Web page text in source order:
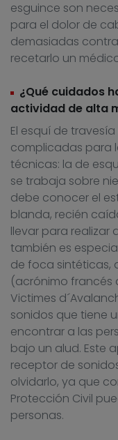
esguince son
para el dolor de
demasiadas
recetarlo un
¿Qué cuidados
actividad de alta
El esquí de
complicadas para
técnicas: la de
se trabaja sobre
debe conocer el
blanda, recién
llevar para
también es
de foca sintéticas,
(acrónimo francés
Victimes
sonidos que tiene
encontrar a las
bajo un alud. Este
receptor de
olvidarlo, ya que
Protección Civil
personas.